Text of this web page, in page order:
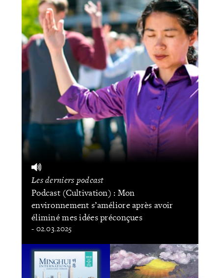
Les derniers podcast
Podcast (Cultivation) : Mon
environnement s’améliore après avoir
éliminé mes idées préconçues
- 02.03.2025